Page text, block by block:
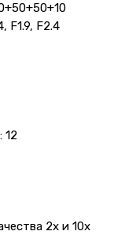
F1.9, F2.4
12
2х и 10х